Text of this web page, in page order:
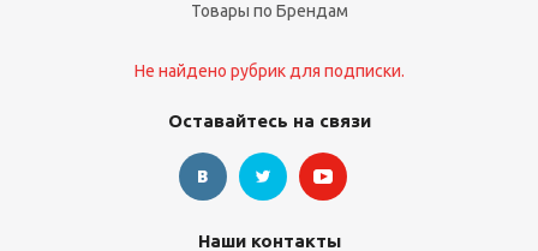
Товары по Брендам
Не найдено рубрик для подписки.
Оставайтесь на связи
Наши контакты